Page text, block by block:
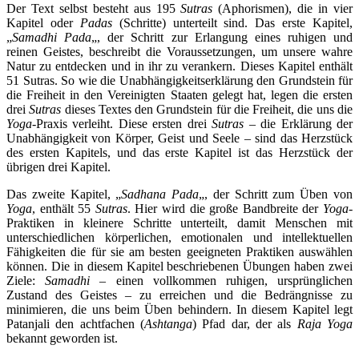
Der Text selbst besteht aus 195Sutras (Aphorismen), die in vier
Kapitel oder Padas(Schritte) unterteilt sind. Das erste Kapitel,
„Samadhi Pada„, der Schritt zur Erlangung eines ruhigen und
reinen Geistes, beschreibt die Voraussetzungen, um unsere wahre
Natur zu entdecken und in ihr zu verankern. Dieses Kapitel enthält
51 Sutras. So wie die Unabhängigkeitserklärung den Grundstein für
die Freiheit in den Vereinigten Staaten gelegt hat, legen die ersten
dreiSutras dieses Textes den Grundstein für die Freiheit, die uns die
Yoga-Praxis verleiht. Diese ersten dreiSutras – die Erklärung der
Unabhängigkeit von Körper, Geist und Seele – sind das Herzstück
des ersten Kapitels, und das erste Kapitel ist das Herzstück der
übrigen drei Kapitel.
Das zweite Kapitel, „Sadhana Pada„, der Schritt zum Üben von
Yoga, enthält 55 Sutras. Hier wird die große Bandbreite der Yoga-
Praktiken in kleinere Schritte unterteilt, damit Menschen mit
unterschiedlichen körperlichen, emotionalen und intellektuellen
Fähigkeiten die für sie am besten geeigneten Praktiken auswählen
können. Die in diesem Kapitel beschriebenen Übungen haben zwei
Ziele:Samadhi – einen vollkommen ruhigen, ursprünglichen
Zustand des Geistes – zu erreichen und die Bedrängnisse zu
minimieren, die uns beim Üben behindern. In diesem Kapitel legt
Patanjali den achtfachen (Ashtanga) Pfad dar, der als Raja Yoga
bekannt geworden ist.